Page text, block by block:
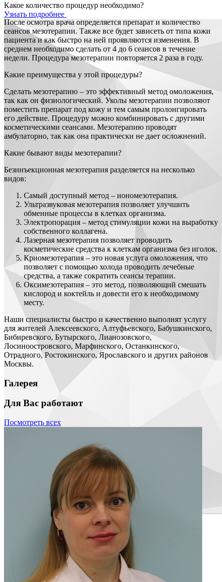
Узнать подробнее
Аппарат Миндрей Рексона 6
Какое количество процедур необходимо?
После осмотра врача определяется препарат и количество
сеансов мезотерапии. Также все будет зависеть от типа кожи
пациента и как быстро на ней проявляются изменения. В
среднем необходимо сделать от 4 до 6 сеансов в течение
недели. Процедура мезотерапии повторяется 2 раза в году.
Какие преимущества у этой процедуры?
Сделать мезотерапию – это эффективный метод омоложения,
так как он физиологический. Уколы мезотерапии позволяют
поместить препарат под кожу и тем самым пролонгировать
его действие. Процедуру можно комбинировать с другими
косметическими сеансами. Мезотерапию проводят
амбулаторно, так как она практически не дает осложнений.
Какие бывают виды мезотерапии?
Безинъекционная мезотерапия разделяется на несколько
видов:
Самый доступный метод – иономезотерапия.
Ультразвуковая мезотерапия позволяет улучшить
обменные процессы в клетках организма.
Электропорация – метод стимуляции кожи на выработку
собственного коллагена.
Лазерная мезотерапия позволяет проводить
косметические средства к клеткам организма без иголок.
Криомезотерапия – это новая услуга омоложения, что
позволяет с помощью холода проводить лечебные
средства, а также сократить сеансы терапии.
Оксимезотерапия – это метод, позволяющий смешать
кислород и коктейль и довести его к необходимому
месту.
Наши специалисты быстро и качественно выполнят услугу
для жителей Алексеевского, Алтуфьевского, Бабушкинского,
Бибиревского, Бутырского, Лианозовского,
Лосиноостровского, Марфинского, Останкинского,
Отрадного, Ростокинского, Ярославского и других районов
Москвы.
Галерея
Для Вас работают
Посмотреть всех